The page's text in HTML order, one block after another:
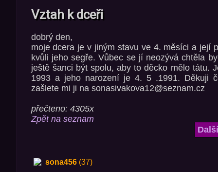
Vztah k dceři
dobrý den,
moje dcera je v jiným stavu ve 4. měsíci a její
kvůli jeho segře. Vůbec se jí neozývá chtěla
ještě šanci být spolu, aby to děcko mělo tátu.
1993 a jeho narození je 4. 5 .1991. Děkuji
zašlete mi ji na sonasivakova12@seznam.cz
přečteno: 4305x
Zpět na seznam
sona456(37)